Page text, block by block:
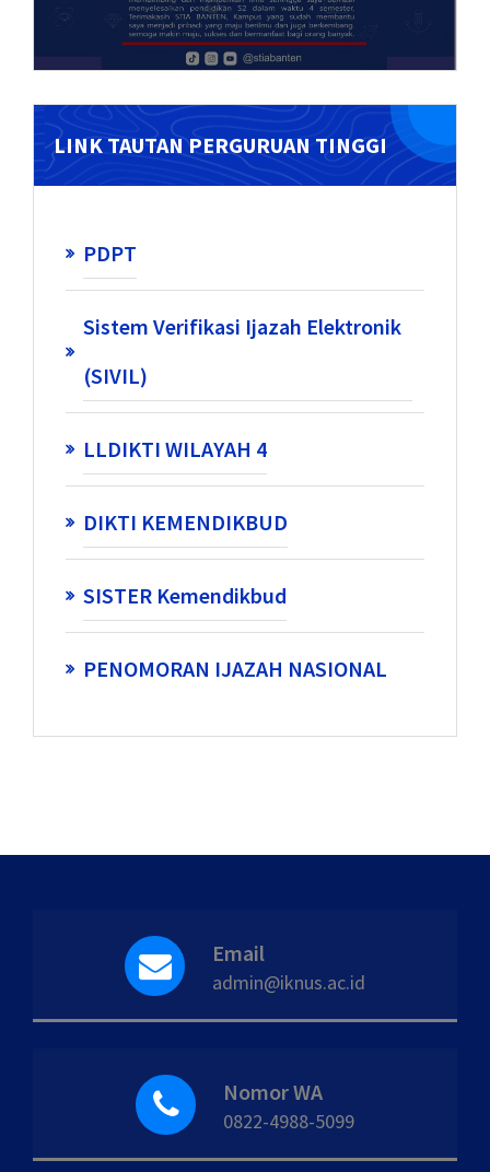
LINK TAUTAN PERGURUAN TINGGI
PDPT
Sistem Verifikasi Ijazah Elektronik
(SIVIL)
LLDIKTI WILAYAH 4
DIKTI KEMENDIKBUD
SISTER Kemendikbud
PENOMORAN IJAZAH NASIONAL
Email
admin@iknus.ac.id
Nomor WA
0822-4988-5099